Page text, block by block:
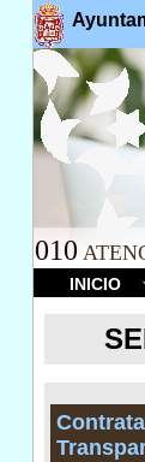
010
INICIO